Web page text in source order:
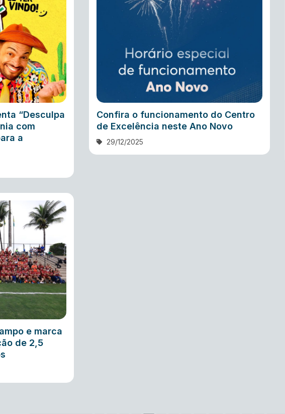
“Desculpa
com
a
Confira o funcionamento do Centro
de Excelência neste Ano Novo
29/12/2025
e marca
de 2,5